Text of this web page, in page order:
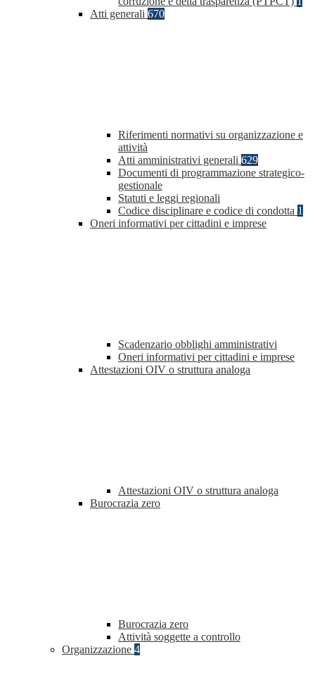
Atti generali 670
Riferimenti normativi su organizzazione e
attività
Atti amministrativi generali 629
Documenti di programmazione strategico-
gestionale
Statuti e leggi regionali
Codice disciplinare e codice di condotta 1
Oneri informativi per cittadini e imprese
Scadenzario obblighi amministrativi
Oneri informativi per cittadini e imprese
Attestazioni OIV o struttura analoga
Attestazioni OIV o struttura analoga
Burocrazia zero
Burocrazia zero
Attività soggette a controllo
Organizzazione 4